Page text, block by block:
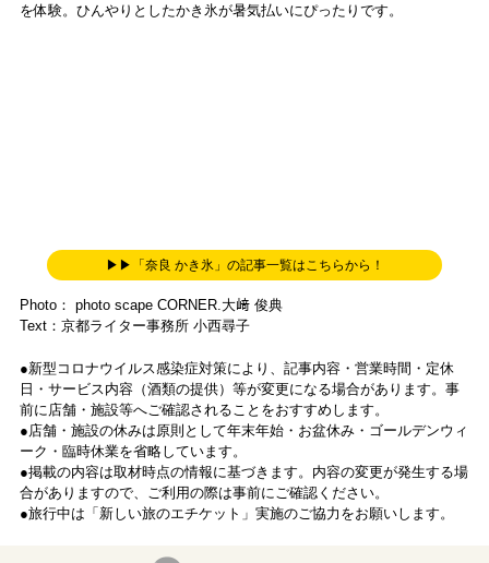
を体験。ひんやりとしたかき氷が暑気払いにぴったりです。
▶▶「奈良 かき氷」の記事一覧はこちらから！
Photo： photo scape CORNER.大﨑 俊典
Text：京都ライター事務所 小西尋子
●新型コロナウイルス感染症対策により、記事内容・営業時間・定休
日・サービス内容（酒類の提供）等が変更になる場合があります。事
前に店舗・施設等へご確認されることをおすすめします。
●店舗・施設の休みは原則として年末年始・お盆休み・ゴールデンウィ
ーク・臨時休業を省略しています。
●掲載の内容は取材時点の情報に基づきます。内容の変更が発生する場
合がありますので、ご利用の際は事前にご確認ください。
●旅行中は「新しい旅のエチケット」実施のご協力をお願いします。